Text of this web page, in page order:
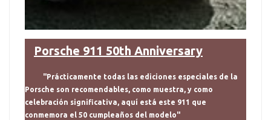
Porsche 911 50th Anniversary
"Prácticamente todas las ediciones especiales de la
Porsche son recomendables, como muestra, y como
celebración significativa, aquí está este 911 que
conmemora el 50 cumpleaños del modelo"